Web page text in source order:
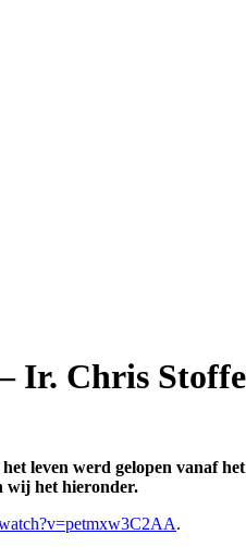
Ir. Chris
leven werd gelopen vanaf
wij het hieronder.
.